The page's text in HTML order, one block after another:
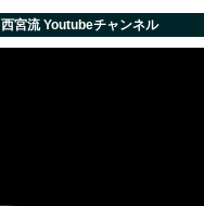
西宮流 Youtubeチャンネル